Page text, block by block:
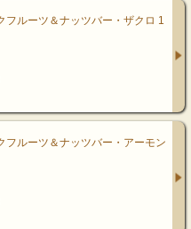
フルーツ＆ナッツバー・ザクロ 1
フルーツ＆ナッツバー・アーモン